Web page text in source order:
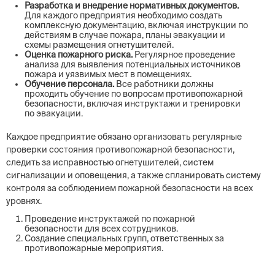
Разработка и внедрение нормативных документов.
Для каждого предприятия необходимо создать
комплексную документацию, включая инструкции по
действиям в случае пожара, планы эвакуации и
схемы размещения огнетушителей.
Оценка пожарного риска. Регулярное проведение
анализа для выявления потенциальных источников
пожара и уязвимых мест в помещениях.
Обучение персонала. Все работники должны
проходить обучение по вопросам противопожарной
безопасности, включая инструктажи и тренировки
по эвакуации.
Каждое предприятие обязано организовать регулярные
проверки состояния противопожарной безопасности,
следить за исправностью огнетушителей, систем
сигнализации и оповещения, а также спланировать систему
контроля за соблюдением пожарной безопасности на всех
уровнях.
Проведение инструктажей по пожарной
безопасности для всех сотрудников.
Создание специальных групп, ответственных за
противопожарные мероприятия.